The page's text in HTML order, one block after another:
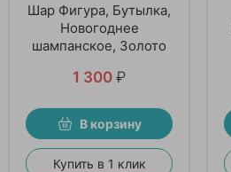
Шар Фигура, Бутылка,
Новогоднее
шампанское, Золото
1 300 ₽
В корзину
Купить в 1 клик